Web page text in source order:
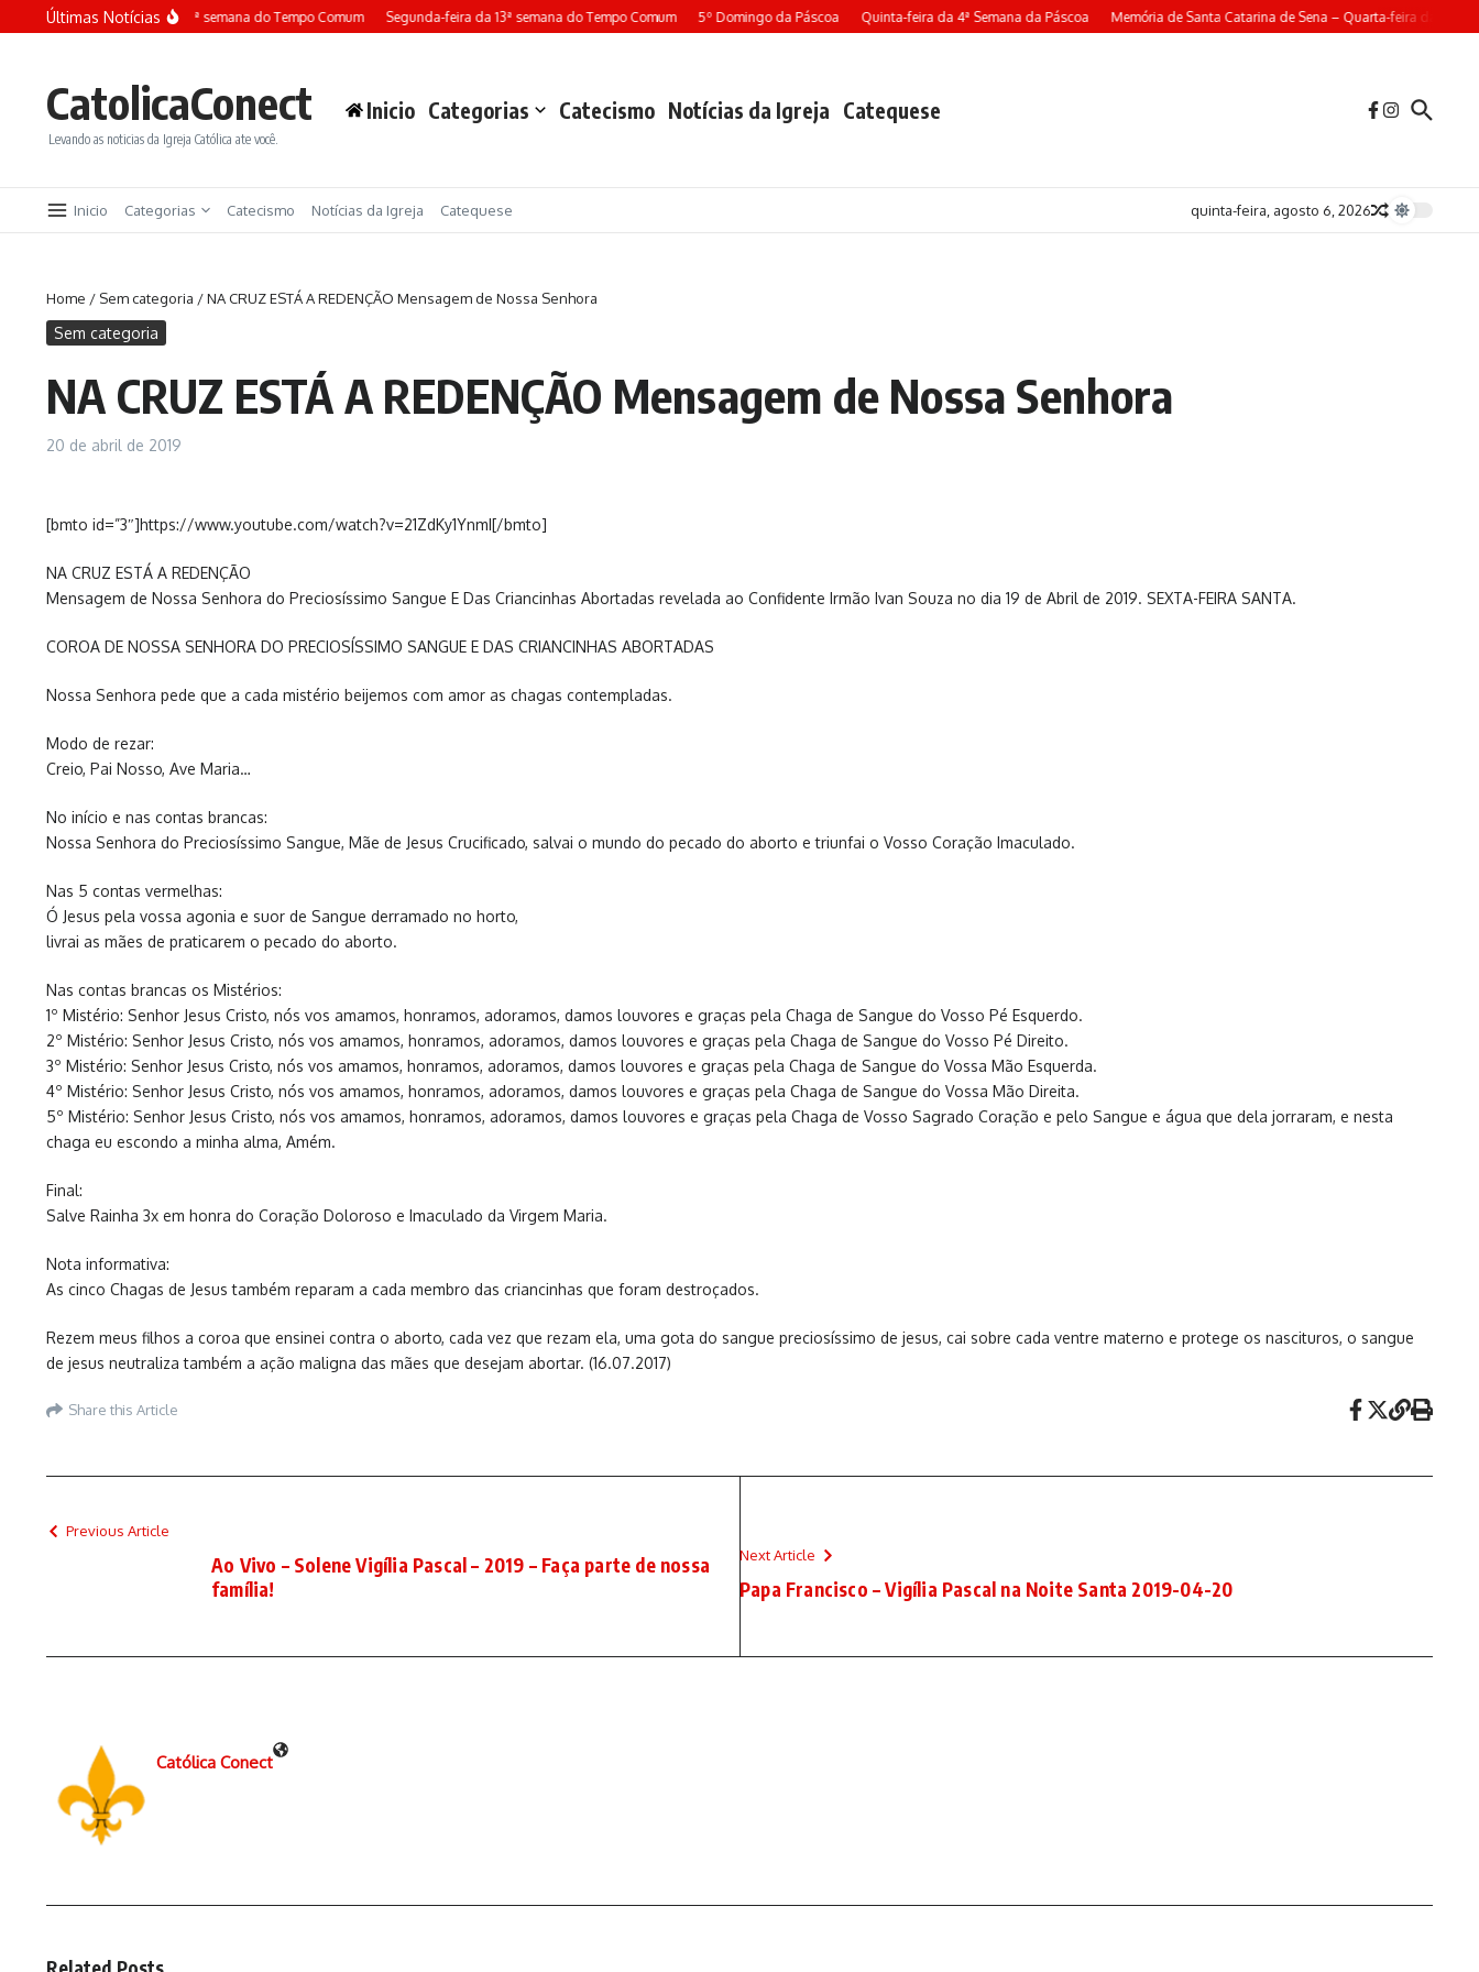
Ir para o conteúdo
Últimas Notícias
Terça-feira da 13ª semana do Tempo Comum Segunda-feira da 13ª semana do Tempo Comum 5º Domingo da Páscoa Quinta-feira da 4ª Semana da Páscoa Memória de Santa Catarina de Sena – Quarta-feira da 4ª
CatolicaConect
Levando as noticias da Igreja Católica ate você.
Inicio Categorias Catecismo Notícias da Igreja Catequese
Inicio Categorias Catecismo Notícias da Igreja Catequese quinta-feira, agosto 6, 2026
Home / Sem categoria /NA CRUZ ESTÁ A REDENÇÃO Mensagem de Nossa Senhora
Sem categoria
NA CRUZ ESTÁ A REDENÇÃO Mensagem de Nossa Senhora
20 de abril de 2019
[bmto id=”3″]https://www.youtube.com/watch?v=21ZdKy1YnmI[/bmto]
NA CRUZ ESTÁ A REDENÇÃO
Mensagem de Nossa Senhora do Preciosíssimo Sangue E Das Criancinhas Abortadas revelada ao Confidente Irmão Ivan Souza no dia 19 de Abril de 2019. SEXTA-FEIRA SANTA.
COROA DE NOSSA SENHORA DO PRECIOSÍSSIMO SANGUE E DAS CRIANCINHAS ABORTADAS
Nossa Senhora pede que a cada mistério beijemos com amor as chagas contempladas.
Modo de rezar:
Creio, Pai Nosso, Ave Maria…
No início e nas contas brancas:
Nossa Senhora do Preciosíssimo Sangue, Mãe de Jesus Crucificado, salvai o mundo do pecado do aborto e triunfai o Vosso Coração Imaculado.
Nas 5 contas vermelhas:
Ó Jesus pela vossa agonia e suor de Sangue derramado no horto,
livrai as mães de praticarem o pecado do aborto.
Nas contas brancas os Mistérios:
1º Mistério: Senhor Jesus Cristo, nós vos amamos, honramos, adoramos, damos louvores e graças pela Chaga de Sangue do Vosso Pé Esquerdo.
2º Mistério: Senhor Jesus Cristo, nós vos amamos, honramos, adoramos, damos louvores e graças pela Chaga de Sangue do Vosso Pé Direito.
3º Mistério: Senhor Jesus Cristo, nós vos amamos, honramos, adoramos, damos louvores e graças pela Chaga de Sangue do Vossa Mão Esquerda.
4º Mistério: Senhor Jesus Cristo, nós vos amamos, honramos, adoramos, damos louvores e graças pela Chaga de Sangue do Vossa Mão Direita.
5º Mistério: Senhor Jesus Cristo, nós vos amamos, honramos, adoramos, damos louvores e graças pela Chaga de Vosso Sagrado Coração e pelo Sangue e água que dela jorraram, e nesta
chaga eu escondo a minha alma, Amém.
Final:
Salve Rainha 3x em honra do Coração Doloroso e Imaculado da Virgem Maria.
Nota informativa:
As cinco Chagas de Jesus também reparam a cada membro das criancinhas que foram destroçados.
Rezem meus filhos a coroa que ensinei contra o aborto, cada vez que rezam ela, uma gota do sangue preciosíssimo de jesus, cai sobre cada ventre materno e protege os nascituros, o sangue
de jesus neutraliza também a ação maligna das mães que desejam abortar. (16.07.2017)
Share this Article
Previous Article
Ao Vivo – Solene Vigília Pascal – 2019 – Faça parte de nossa
família!
Next Article
Papa Francisco – Vigília Pascal na Noite Santa 2019-04-20
Católica Conect